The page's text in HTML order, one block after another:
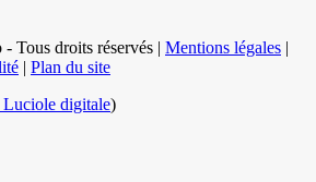
Tous droits réservés | Mentions légales |
| Plan du site
digitale)